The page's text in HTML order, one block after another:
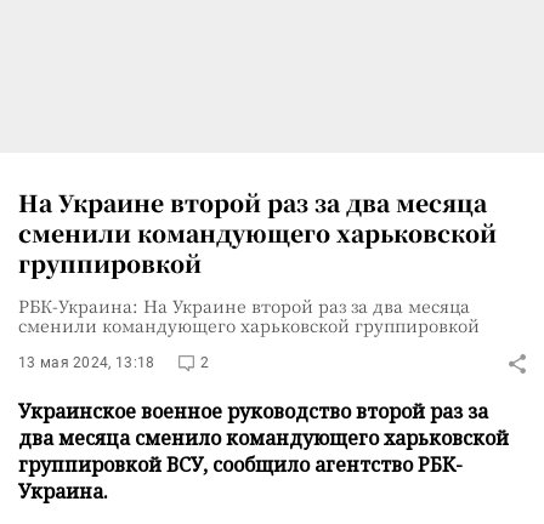
На Украине второй раз за два месяца
сменили командующего харьковской
группировкой
РБК-Украина: На Украине второй раз за два месяца
сменили командующего харьковской группировкой
13 мая 2024, 13:18 2
Украинское военное руководство второй раз за
два месяца сменило командующего харьковской
группировкой ВСУ, сообщило агентство РБК-
Украина.